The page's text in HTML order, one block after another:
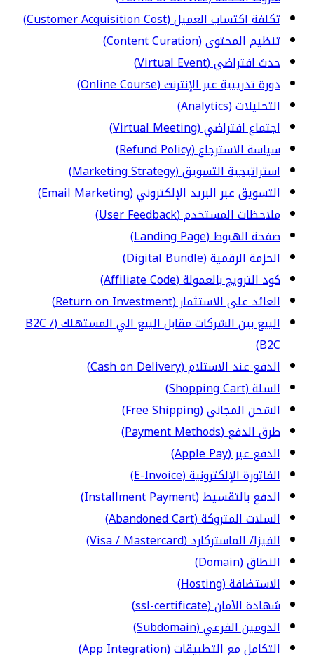
تكلفة اكتساب العميل (Customer Acquisition Cost)
تنظيم المحتوى (Content Curation)
حدث افتراضي (Virtual Event)
دورة تدريبية عبر الإنترنت (Online Course)
التحليلات (Analytics)
اجتماع افتراضي (Virtual Meeting)
سياسة الاسترجاع (Refund Policy)
استراتيجية التسويق (Marketing Strategy)
التسويق عبر البريد الإلكتروني (Email Marketing)
ملاحظات المستخدم (User Feedback)
صفحة الهبوط (Landing Page)
الحزمة الرقمية (Digital Bundle)
كود الترويج بالعمولة (Affiliate Code)
العائد على الاستثمار (Return on Investment)
البيع بين الشركات مقابل البيع الي المستهلك (B2C /
B2C)
الدفع عند الاستلام (Cash on Delivery)
السلة (Shopping Cart)
الشحن المجاني (Free Shipping)
طرق الدفع (Payment Methods)
الدفع عبر (Apple Pay)
الفاتورة الإلكترونية (E-Invoice)
الدفع بالتقسيط (Installment Payment)
السلات المتروكة (Abandoned Cart)
الفيزا/ الماستركارد (Visa / Mastercard)
النطاق (Domain)
الاستضافة (Hosting)
شهادة الأمان (ssl-certificate)
الدومين الفرعي (Subdomain)
التكامل مع التطبيقات (App Integration)